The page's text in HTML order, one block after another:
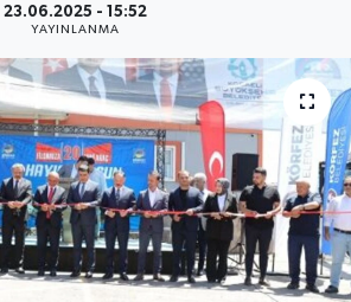
23.06.2025 - 15:52
YAYINLANMA